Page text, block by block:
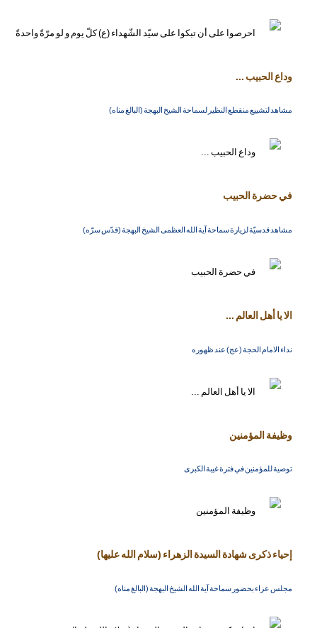
وداع الحبيب ...
مشاهد لتشييع منقطع النظير لسماحة الشيخ البهجة (البالغ مناه)
في حضرة الحبيب
مشاهد قدسيّة لزيارة سماحة آية الله العظمى الشيخ البهجة (قدّس سرّه)
الا يا أهل العالم ...
نداء الامام الحجة (عج) عند ظهوره
وظيفة المؤمنين
توصية للمؤمنين في فترة غيبة الكبرى
إحياء ذكرى شهادة السيدة الزهراء (سلام الله عليها)
مجلس عزاء بحضور سماحة آية الله الشيخ البهجة (البالغ مناه)